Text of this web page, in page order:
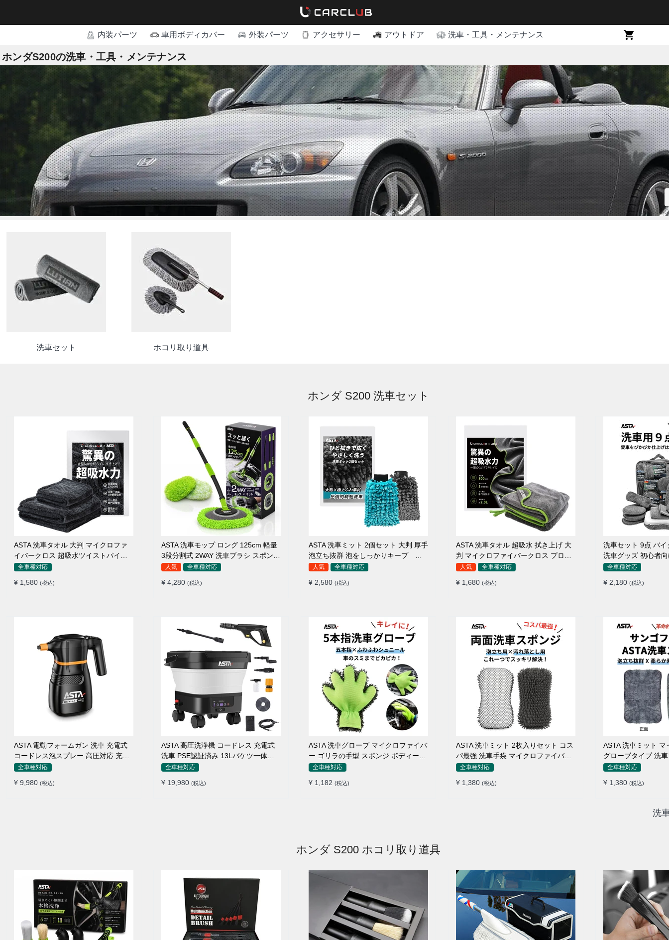
内装パーツ 車用ボディカバー 外装パーツ アクセサリー アウトドア 洗車・工具・メンテナンス
ホンダS200の洗車・工具・メンテナンス
洗車セット ホコリ取り道具
ホンダ S200 洗車セット
ASTA 洗車タオル 大判 マイクロファ
イバークロス 超吸水ツイストパイル
洗車クロス 傷防止 両面使える
全車種対応
¥ 1,580 (税込)
ASTA 洗車モップ ロング 125cm 軽量
3段分割式 2WAY 洗車ブラシ スポンジ
高吸水 マイクロファイバー 脚立不要
傷つかない 車用 ルーフ・ボディ対応
人気 全車種対応
¥ 4,280 (税込)
ASTA 洗車ミット 2個セット 大判 厚手
泡立ち抜群 泡をしっかりキープ 洗
車スポンジ マイクロファイバー 洗車
ホイール対応 洗車 用途別に使い分け
人気 全車種対応
¥ 2,580 (税込)
ASTA 洗車タオル 超吸水 拭き上げ 大
判 マイクロファイバークロス プロ仕
様 水拭き 窓拭き 洗車 業務用 タオル
洗車クロス
人気 全車種対応
¥ 1,680 (税込)
洗車セット 9点 バ
洗車グッズ 初心者
ポンジ タオル グロ
拭き・水拭き対応
全車種対応
¥ 2,180 (税込)
ASTA 電動フォームガン 洗車 充電式
コードレス泡スプレー 高圧対応 充電
式フォームスプレー 洗車グッズ 車・
全車種対応
¥ 9,980 (税込)
ASTA 高圧洗浄機 コードレス 充電式
洗車 PSE認証済み 13Lバケツ一体型
折りたたみ式 超軽量 キャスター付き
接続アダプター ショートノズル フォ
全車種対応
¥ 19,980 (税込)
ASTA 洗車グローブ マイクロファイバ
ー ゴリラの手型 スポンジ ボディー用
傷防止 吸水速乾 手洗い 洗車用品 車
オル代用 1個入り
全車種対応
¥ 1,182 (税込)
ASTA 洗車ミット 2枚入りセット コス
パ最強 洗車手袋 マイクロファイバー
製 洗車グッズ 車 バイク 自転車用 洗
全車種対応
¥ 1,380 (税込)
ASTA 洗車ミット
グローブタイプ 洗
止 高吸水 車 バイク
全車種対応
¥ 1,380 (税込)
洗
ホンダ S200 ホコリ取り道具